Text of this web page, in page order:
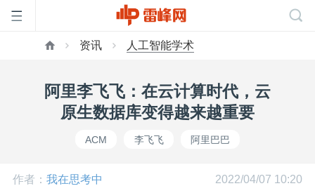
资讯 人工智能学术
阿里李飞飞：在云计算时代，云
原生数据库变得越来越重要
ACM 李飞飞 阿里巴巴
作者： 我在思考中 2022/04/07 10:20